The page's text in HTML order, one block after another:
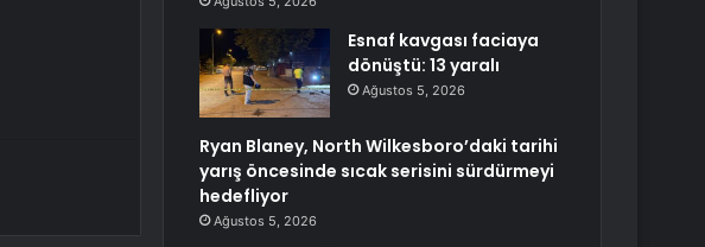
Esnaf kavgası faciaya
dönüştü: 13 yaralı
Ağustos 5, 2026
Ryan Blaney, North Wilkesboro’daki tarihi
yarış öncesinde sıcak serisini sürdürmeyi
hedefliyor
Ağustos 5, 2026